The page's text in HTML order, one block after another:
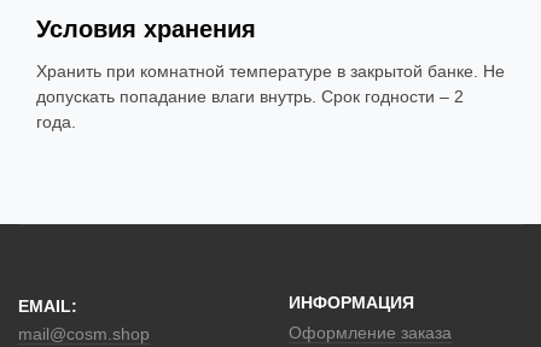
Условия хранения
Хранить при комнатной температуре в закрытой банке. Не
допускать попадание влаги внутрь. Срок годности – 2
года.
EMAIL:
mail@cosm.shop
ИНФОРМАЦИЯ
Оформление заказа